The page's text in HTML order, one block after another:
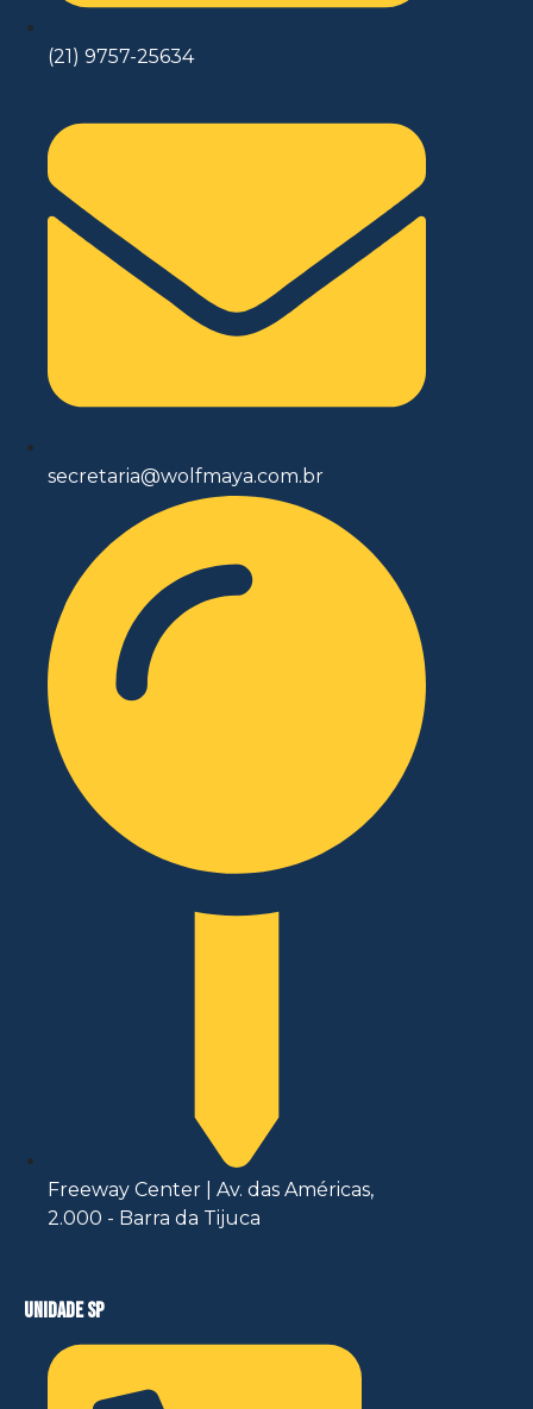
(21) 9757-25634
secretaria@wolfmaya.com.br
Freeway Center | Av. das Américas,
2.000 - Barra da Tijuca
unidade sp